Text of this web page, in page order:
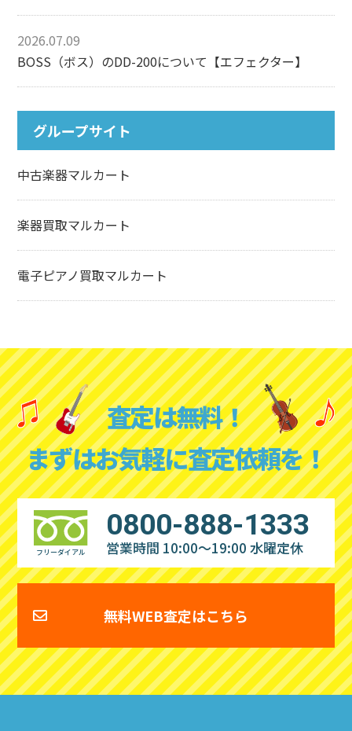
2026.07.09
BOSS（ボス）のDD-200について【エフェクター】
グループサイト
中古楽器マルカート
楽器買取マルカート
電子ピアノ買取マルカート
査定は無料！
まずはお気軽に査定依頼を！
フリーダイアル
0800-888-1333
営業時間 10:00～19:00 水曜定休
無料WEB査定はこちら